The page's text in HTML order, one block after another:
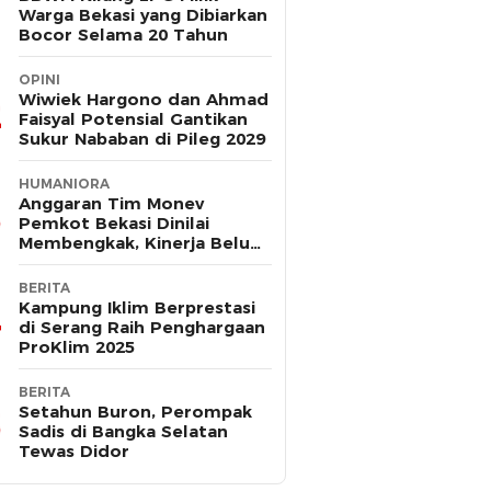
Warga Bekasi yang Dibiarkan
Bocor Selama 20 Tahun
OPINI
Wiwiek Hargono dan Ahmad
Faisyal Potensial Gantikan
Sukur Nababan di Pileg 2029
HUMANIORA
Anggaran Tim Monev
Pemkot Bekasi Dinilai
Membengkak, Kinerja Belum
Terbukti Efektif
BERITA
Kampung Iklim Berprestasi
di Serang Raih Penghargaan
ProKlim 2025
BERITA
Setahun Buron, Perompak
Sadis di Bangka Selatan
Tewas Didor